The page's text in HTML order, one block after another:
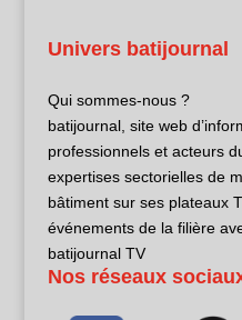
Univers batijournal
Qui sommes-nous ?
batijournal, site web
professionnels et acteurs
expertises sectorielles de
bâtiment sur ses plateaux
événements de la filière
batijournal TV
Nos réseaux